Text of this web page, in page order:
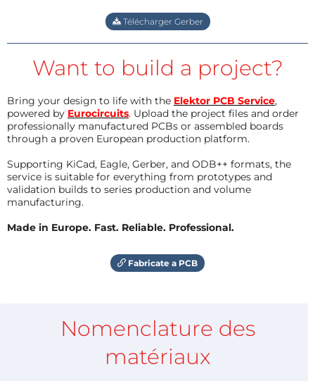
Télécharger Gerber
Want to build a project?
Bring your design to life with the Elektor PCB Service,
powered by Eurocircuits. Upload the project files and order
professionally manufactured PCBs or assembled boards
through a proven European production platform.
Supporting KiCad, Eagle, Gerber, and ODB++ formats, the
service is suitable for everything from prototypes and
validation builds to series production and volume
manufacturing.
Made in Europe. Fast. Reliable. Professional.
Fabricate a PCB
Nomenclature des
matériaux